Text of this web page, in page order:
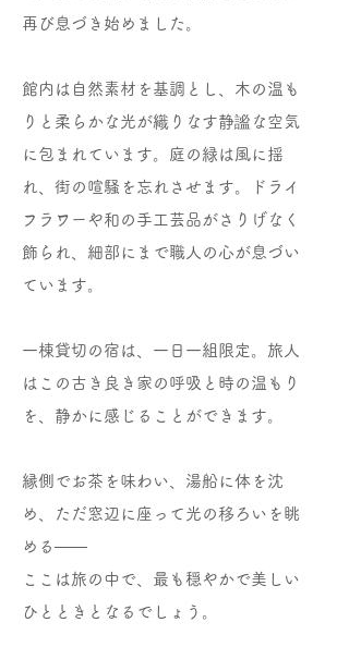
再び息づき始めました。
館内は自然素材を基調とし、木の温も
りと柔らかな光が織りなす静謐な空気
に包まれています。庭の緑は風に揺
れ、街の喧騒を忘れさせます。ドライ
フラワーや和の手工芸品がさりげなく
飾られ、細部にまで職人の心が息づい
ています。
一棟貸切の宿は、一日一組限定。旅人
はこの古き良き家の呼吸と時の温もり
を、静かに感じることができます。
縁側でお茶を味わい、湯船に体を沈
め、ただ窓辺に座って光の移ろいを眺
める——
ここは旅の中で、最も穏やかで美しい
ひとときとなるでしょう。